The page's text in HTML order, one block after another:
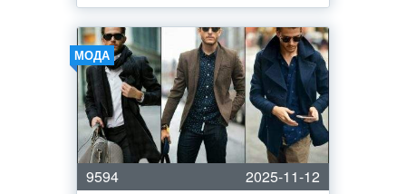
МОДА
9594 2025-11-12